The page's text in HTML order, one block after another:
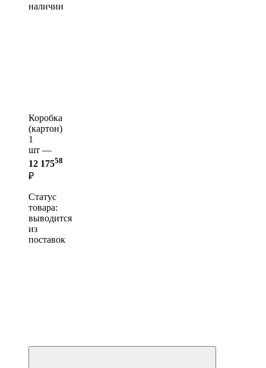
наличии
Коробка
(картон)
1
шт —
12 17558
₽
Статус
товара:
выводится
из
поставок